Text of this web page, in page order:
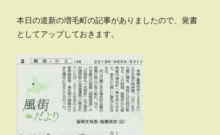
本日の道新の増毛町の記事がありましたので、覚書
としてアップしておきます。